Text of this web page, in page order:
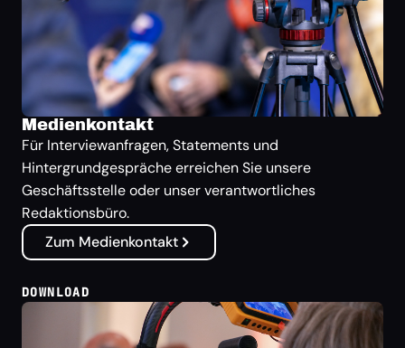
Medienkontakt
Für Interviewanfragen, Statements und
Hintergrundgespräche erreichen Sie unsere
Geschäftsstelle oder unser verantwortliches
Redaktionsbüro.
Zum Medienkontakt
DOWNLOAD